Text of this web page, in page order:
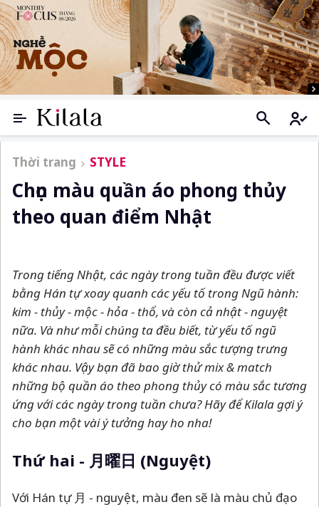
Thời trang STYLE
Chọn màu quần áo phong thủy
theo quan điểm Nhật
Trong tiếng Nhật, các ngày trong tuần đều được viết
bằng Hán tự xoay quanh các yếu tố trong Ngũ hành:
kim - thủy - mộc - hỏa - thổ, và còn cảnhật - nguyệt
nữa. Và như mỗi chúng ta đều biết, từ yếu tố ngũ
hành khác nhau sẽ có những màu sắc tượng trưng
khác nhau. Vậy bạn đã bao giờ thử mix & match
những bộ quần áo theo phong thủy có màu sắc tương
ứng với các ngày trong tuần chưa? Hãy để Kilala gợi ý
cho bạn một vài ý tưởng hay ho nha!
Thứ hai - 月曜日 (Nguyệt)
Với Hán tự 月 - nguyệt, màu đen sẽ là màu chủ đạo